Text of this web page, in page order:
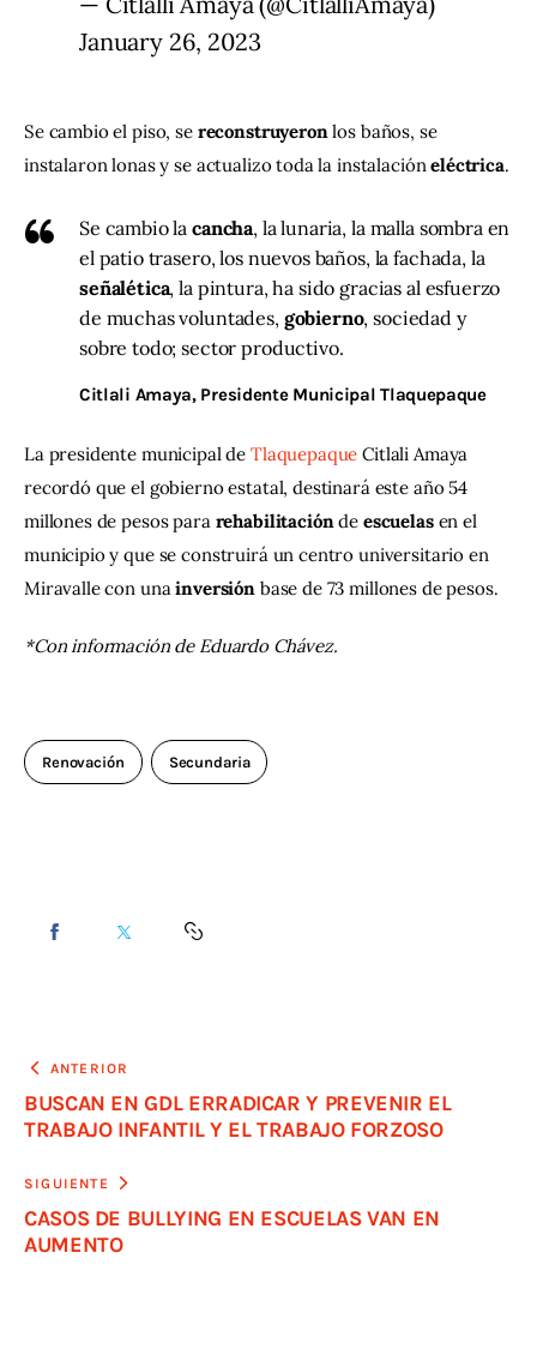
January 26, 2023
Se cambio el piso, se reconstruyeron los baños, se
instalaron lonas y se actualizo toda la instalación eléctrica.
Se cambio lacancha, la lunaria, la malla sombra en
el patio trasero, los nuevos baños, la fachada, la
señalética, la pintura, ha sido gracias al esfuerzo
de muchas voluntades, gobierno, sociedad y
sobre todo; sector productivo.
Citlali Amaya, Presidente Municipal Tlaquepaque
La presidente municipal de Tlaquepaque Citlali Amaya
recordó que el gobierno estatal, destinará este año 54
millones de pesos para rehabilitación de escuelas en el
municipio y que se construirá un centro universitario en
Miravalle con una inversión base de 73 millones de pesos.
*Con información de Eduardo Chávez.
Renovación Secundaria
ANTERIOR
BUSCAN EN GDL ERRADICAR Y PREVENIR EL
TRABAJO INFANTIL Y EL TRABAJO FORZOSO
SIGUIENTE
CASOS DE BULLYING EN ESCUELAS VAN EN
AUMENTO